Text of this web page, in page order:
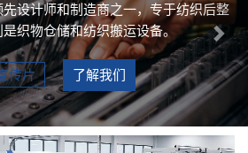
设计师和制造商之一，专于纺织后整
织物仓储和纺织搬运设备。
传片 了解我们